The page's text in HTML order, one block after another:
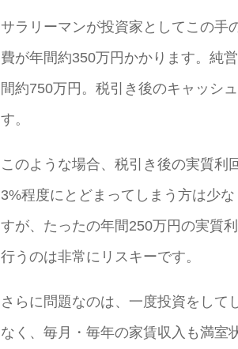
サラリーマンが投資家としてこの手
費が年間約350万円かかります。純
間約750万円。税引き後のキャッシ
す。
このような場合、税引き後の実質利
3%程度にとどまってしまう方は少
すが、たったの年間250万円の実質
行うのは非常にリスキーです。
さらに問題なのは、一度投資をして
なく、毎月・毎年の家賃収入も満室